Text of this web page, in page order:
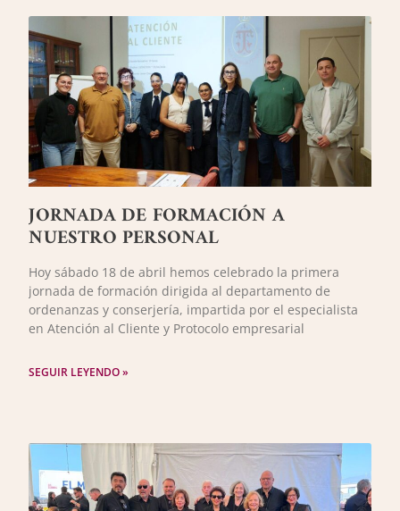
JORNADA DE FORMACIÓN A
NUESTRO PERSONAL
Hoy sábado 18 de abril hemos celebrado la primera
jornada de formación dirigida al departamento de
ordenanzas y conserjería, impartida por el especialista
en Atención al Cliente y Protocolo empresarial
SEGUIR LEYENDO »